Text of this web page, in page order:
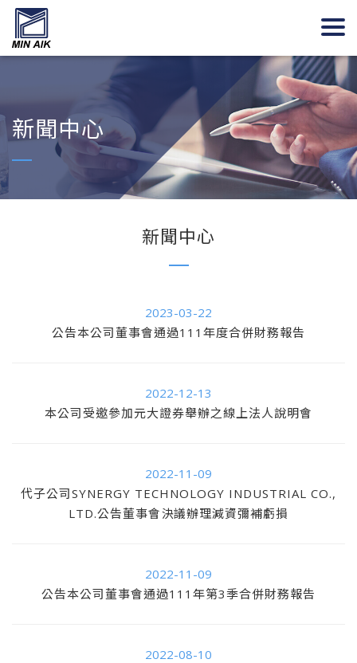
新聞中心
新聞中心
2023-03-22
公告本公司董事會通過111年度合併財務報告
2022-12-13
本公司受邀參加元大證券舉辦之線上法人說明會
2022-11-09
代子公司SYNERGY TECHNOLOGY INDUSTRIAL CO.,
LTD.公告董事會決議辦理減資彌補虧損
2022-11-09
公告本公司董事會通過111年第3季合併財務報告
2022-08-10